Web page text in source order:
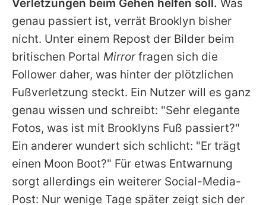
Verletzungen beim Gehen helfen soll. Was
genau passiert ist, verrät Brooklyn bisher
nicht. Unter einem Repost der Bilder beim
britischen Portal Mirrorfragen sich die
Follower daher, was hinter der plötzlichen
Fußverletzung steckt. Ein Nutzer will es ganz
genau wissen und schreibt: "Sehr elegante
Fotos, was ist mit Brooklyns Fuß passiert?"
Ein anderer wundert sich schlicht: "Er trägt
einen Moon Boot?" Für etwas Entwarnung
sorgt allerdings ein weiterer Social-Media-
Post: Nur wenige Tage später zeigt sich der